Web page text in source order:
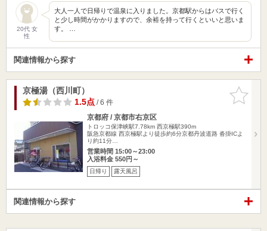
20代 女
性
大人一人で日帰りで温泉に入りました。京都駅からはバスで行く
と少し時間がかかりますので、余裕を持って行くといいと思いま
す。 …
関連情報から探す
お気に入
りに追加
京極湯（西川町）
1.5点/ 6 件
京都府 / 京都市右京区
トロッコ保津峡駅7.78km 西京極駅390m
阪急京都線 西京極駅より徒歩約6分京都丹波道路 沓掛ICよ
り約11分…
営業時間 15:00～23:00
入浴料金 550円～
日帰り 露天風呂
関連情報から探す